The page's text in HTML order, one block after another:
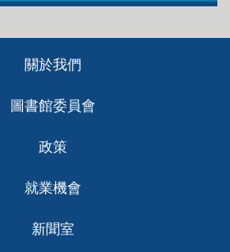
關於我們
圖書館委員會
政策
就業機會
新聞室